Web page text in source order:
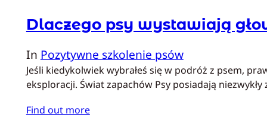
Dlaczego psy wystawiają
In Pozytywne szkolenie psów
Jeśli kiedykolwiek wybrałeś się w podróż z psem,
eksploracji. Świat zapachów Psy posiadają niezwykły
Find out more